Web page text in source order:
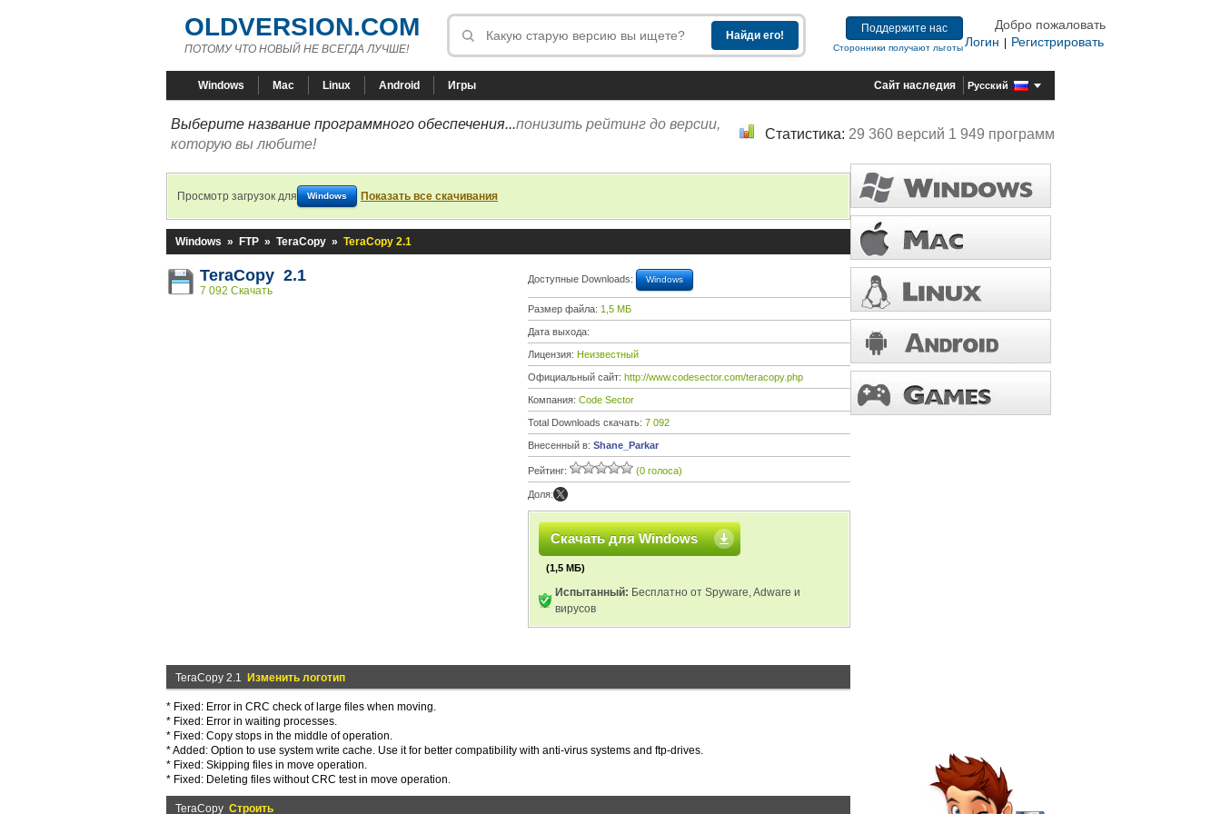
OLDVERSION.COM
ПОТОМУ ЧТО НОВЫЙ НЕ ВСЕГДА ЛУЧШЕ!
Поддержите нас
Сторонники получают льготы
Добро пожаловать
Логин
Регистрировать
Windows Mac Linux Android Игры Сайт наследия Русский
Выберите название программного обеспечения...понизить рейтинг до версии,
которую вы любите!
Статистика: 29 360 версий 1 949 программ
Просмотр загрузок для Windows Показать все скачивания
Windows » FTP » TeraCopy » TeraCopy 2.1
TeraCopy 2.1
7 092 Скачать
Доступные Downloads: Windows
Размер файла: 1,5 МБ
Дата выхода:
Лицензия: Неизвестный
Официальный сайт: http://www.codesector.com/teracopy.php
Компания: Code Sector
Total Downloads скачать: 7 092
Внесенный в: Shane_Parkar
Рейтинг: (0 голоса)
Доля:
Скачать для Windows
(1,5 МБ)
Испытанный: Бесплатно от Spyware, Adware и
вирусов
TeraCopy 2.1 Изменить логотип
* Fixed: Error in CRC check of large files when moving.
* Fixed: Error in waiting processes.
* Fixed: Copy stops in the middle of operation.
* Added: Option to use system write cache. Use it for better compatibility with anti-virus systems and ftp-drives.
* Fixed: Skipping files in move operation.
* Fixed: Deleting files without CRC test in move operation.
TeraCopy Строить